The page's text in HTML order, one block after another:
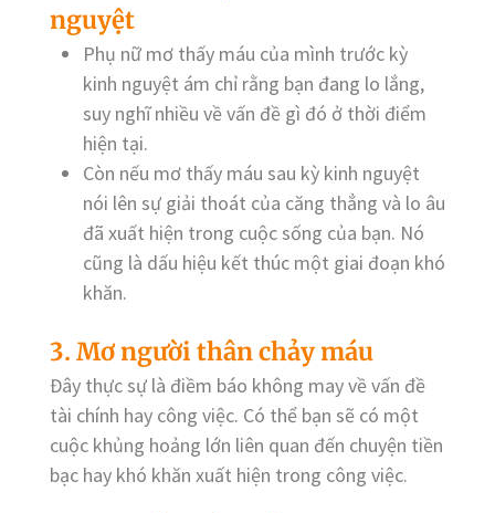
nguyệt
Phụ nữ mơ thấy máu của mình trước kỳ
kinh nguyệt ám chỉ rằng bạn đang lo lắng,
suy nghĩ nhiều về vấn đề gì đó ở thời điểm
hiện tại.
Còn nếu mơ thấy máu sau kỳ kinh nguyệt
nói lên sự giải thoát của căng thẳng và lo âu
đã xuất hiện trong cuộc sống của bạn. Nó
cũng là dấu hiệu kết thúc một giai đoạn khó
khăn.
3. Mơ người thân chảy máu
Đây thực sự là điềm báo không may về vấn đề
tài chính hay công việc. Có thể bạn sẽ có một
cuộc khủng hoảng lớn liên quan đến chuyện tiền
bạc hay khó khăn xuất hiện trong công việc.